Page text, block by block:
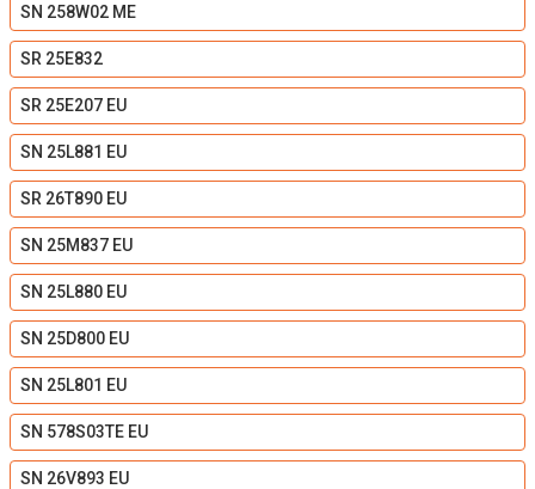
SN 258W02 ME
SR 25E832
SR 25E207 EU
SN 25L881 EU
SR 26T890 EU
SN 25M837 EU
SN 25L880 EU
SN 25D800 EU
SN 25L801 EU
SN 578S03TE EU
SN 26V893 EU